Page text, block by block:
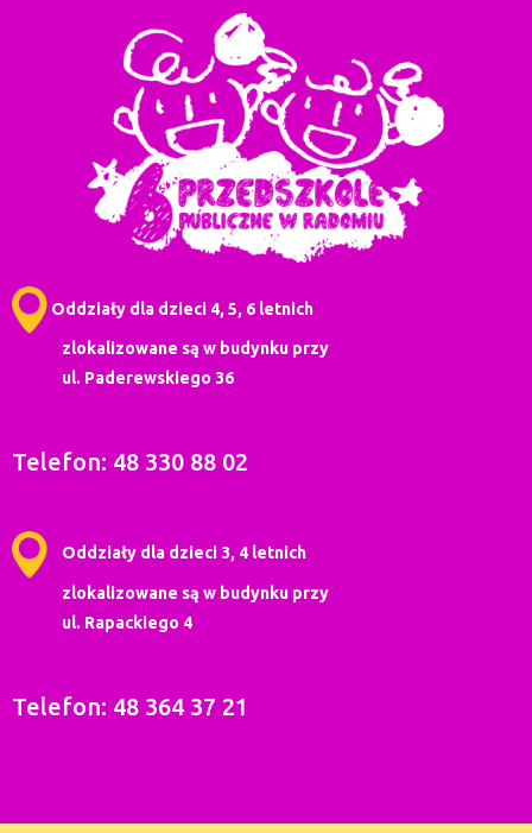
Oddziały dla dzieci 4, 5, 6 letnich
zlokalizowane są w budynku przy
ul. Paderewskiego 36
Telefon: 48 330 88 02
Oddziały dla dzieci 3, 4 letnich
zlokalizowane są w budynku przy
ul. Rapackiego 4
Telefon: 48 364 37 21